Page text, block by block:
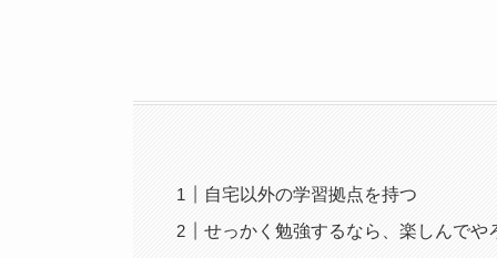
自宅以外の学習拠点を持つ
せっかく勉強するなら、楽しんでや